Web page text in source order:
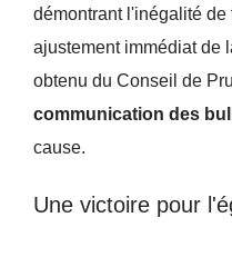
démontrant l'inégalité de
ajustement immédiat de
obtenu du Conseil de
communication des
cause.
Une victoire pour